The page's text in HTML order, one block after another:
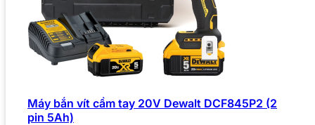
Máy bắn vít cầm tay 20V Dewalt DCF845P2 (2
pin 5Ah)